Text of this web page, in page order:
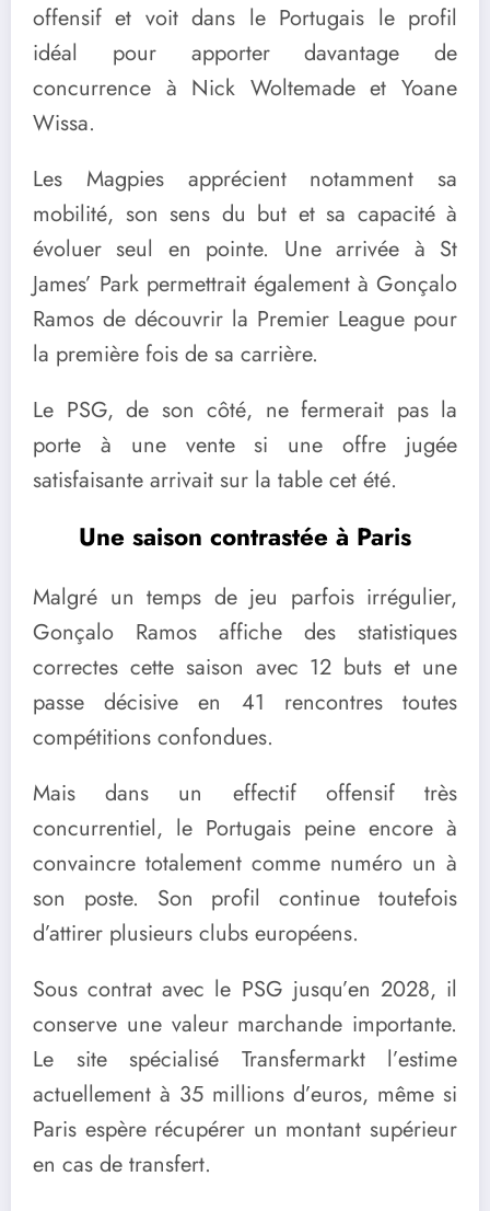
offensif et voit dans le Portugais le profil
idéal pour apporter davantage de
concurrence à Nick Woltemade et Yoane
Wissa.
Les Magpies apprécient notamment sa
mobilité, son sens du but et sa capacité à
évoluer seul en pointe. Une arrivée à St
James’ Park permettrait également à Gonçalo
Ramos de découvrir la Premier League pour
la première fois de sa carrière.
Le PSG, de son côté, ne fermerait pas la
porte à une vente si une offre jugée
satisfaisante arrivait sur la table cet été.
Une saison contrastée à Paris
Malgré un temps de jeu parfois irrégulier,
Gonçalo Ramos affiche des statistiques
correctes cette saison avec 12 buts et une
passe décisive en 41 rencontres toutes
compétitions confondues.
Mais dans un effectif offensif très
concurrentiel, le Portugais peine encore à
convaincre totalement comme numéro un à
son poste. Son profil continue toutefois
d’attirer plusieurs clubs européens.
Sous contrat avec le PSG jusqu’en 2028, il
conserve une valeur marchande importante.
Le site spécialisé Transfermarkt l’estime
actuellement à 35 millions d’euros, même si
Paris espère récupérer un montant supérieur
en cas de transfert.